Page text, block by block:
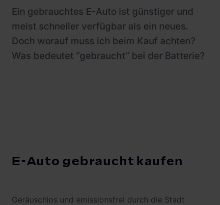
PV-fähige Wallboxen
Dienstwagen Wallboxen
Balkonkraftwerke
Gewerbespeicher
Ein gebrauchtes E-Auto ist günstiger und
meist schneller verfügbar als ein neues.
Doch worauf muss ich beim Kauf achten?
Was bedeutet “gebraucht” bei der Batterie?
E-Auto gebraucht kaufen
Geräuschlos und emissionsfrei durch die Stadt